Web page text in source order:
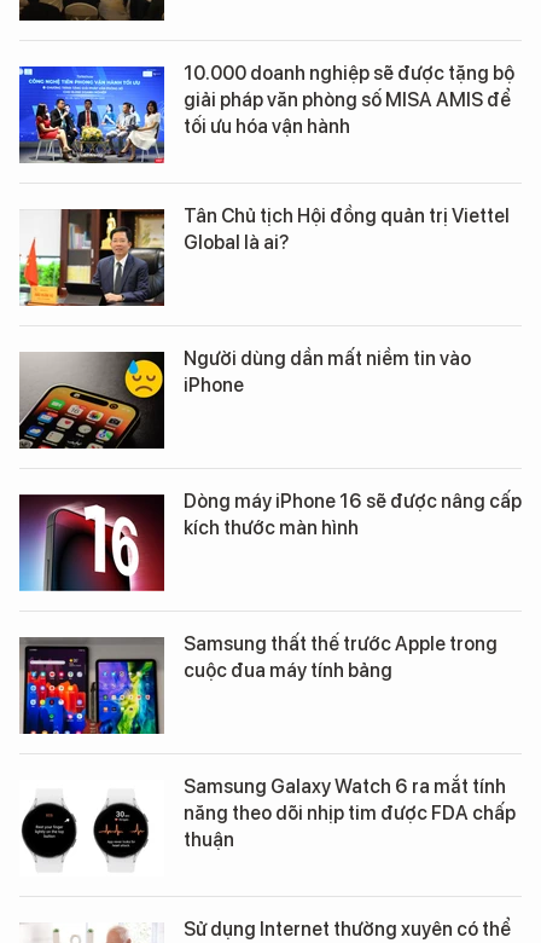
10.000 doanh nghiệp sẽ được tặng bộ
giải pháp văn phòng số MISA AMIS để
tối ưu hóa vận hành
Tân Chủ tịch Hội đồng quản trị Viettel
Global là ai?
Người dùng dần mất niềm tin vào
iPhone
Dòng máy iPhone 16 sẽ được nâng cấp
kích thước màn hình
Samsung thất thế trước Apple trong
cuộc đua máy tính bảng
Samsung Galaxy Watch 6 ra mắt tính
năng theo dõi nhịp tim được FDA chấp
thuận
Sử dụng Internet thường xuyên có thể